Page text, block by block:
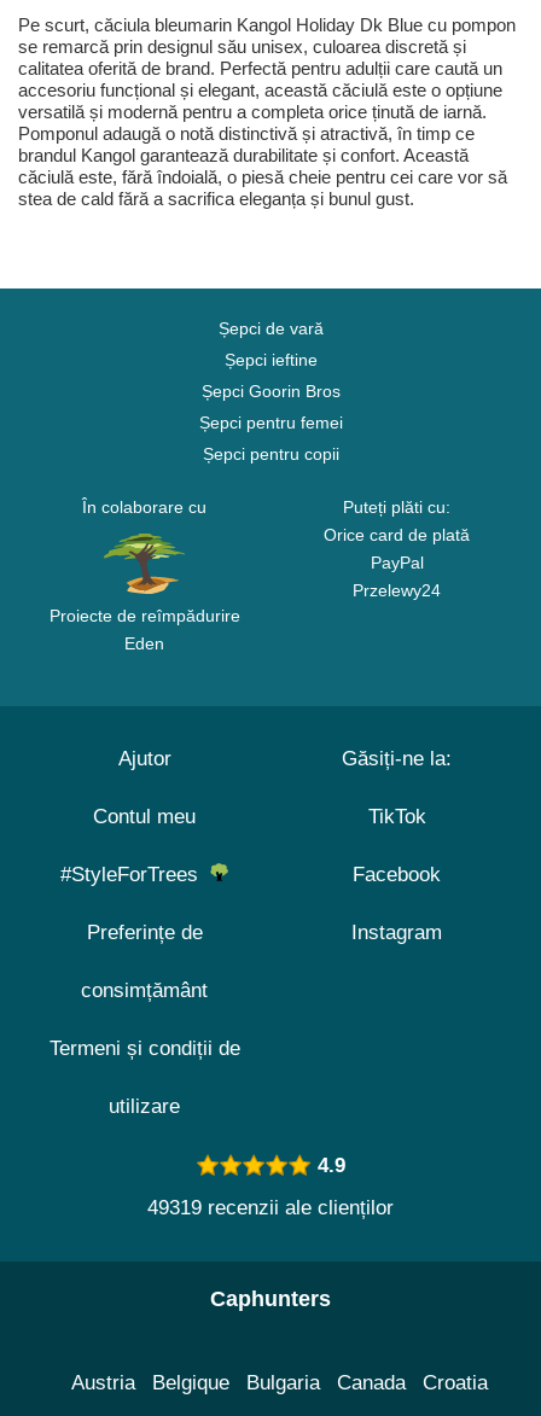
Pe scurt, căciula bleumarin Kangol Holiday Dk Blue cu pompon
se remarcă prin designul său unisex, culoarea discretă și
calitatea oferită de brand. Perfectă pentru adulții care caută un
accesoriu funcțional și elegant, această căciulă este o opțiune
versatilă și modernă pentru a completa orice ținută de iarnă.
Pomponul adaugă o notă distinctivă și atractivă, în timp ce
brandul Kangol garantează durabilitate și confort. Această
căciulă este, fără îndoială, o piesă cheie pentru cei care vor să
stea de cald fără a sacrifica eleganța și bunul gust.
Șepci de vară
Șepci ieftine
Șepci Goorin Bros
Șepci pentru femei
Șepci pentru copii
În colaborare cu
Proiecte de reîmpădurire
Eden
Puteți plăti cu:
Orice card de plată
PayPal
Przelewy24
Ajutor
Contul meu
#StyleForTrees
Preferințe de
consimțământ
Termeni și condiții de
utilizare
Găsiți-ne la:
TikTok
Facebook
Instagram
4.9
49319 recenzii ale clienților
Caphunters
Austria Belgique Bulgaria Canada Croatia